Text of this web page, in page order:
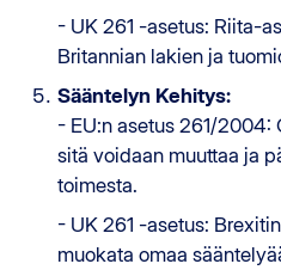
- UK 261 -asetus: Riita-
Britannian lakien ja
Sääntelyn Kehitys:
- EU:n asetus 261/2004:
sitä voidaan muuttaa ja
toimesta.
- UK 261 -asetus:
muokata omaa